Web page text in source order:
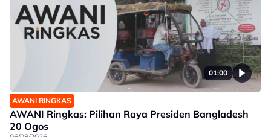
01:00
AWANI RINGKAS
AWANI Ringkas: Pilihan Raya Presiden Bangladesh
20 Ogos